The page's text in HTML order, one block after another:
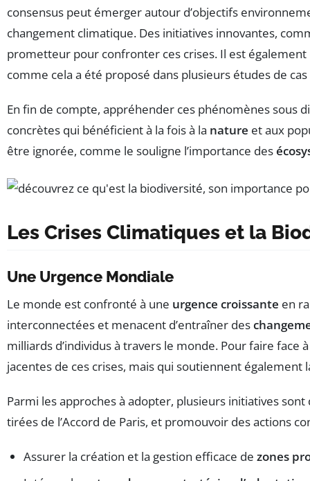
consensus peut émerger autour d’objectifs
changement climatique. Des initiatives innovantes,
prometteur pour confronter ces crises. Il est
comme cela a été proposé dans plusieurs études de
En fin de compte, appréhender ces phénomènes sous
concrètes qui bénéficient à la fois à la nature et aux
être ignorée, comme le souligne l’importance des
Les Crises Climatiques et la
Une Urgence Mondiale
Le monde est confronté à une urgence croissante en
interconnectées et menacent d’entraîner des
milliards d’individus à travers le monde. Pour faire
jacentes de ces crises, mais qui soutiennent également
Parmi les approches à adopter, plusieurs initiatives
tirées de l’Accord de Paris, et promouvoir des actions
Assurer la création et la gestion efficace de zones